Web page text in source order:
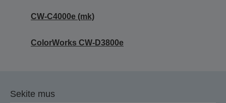
CW-C4000e (mk)
ColorWorks CW-D3800e
Sekite mus